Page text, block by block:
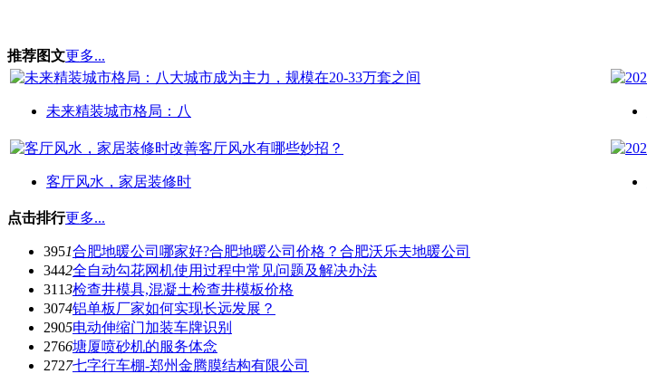
推荐图文更多...
未来精装城市格局：八
客厅风水，家居装修时
点击排行更多...
3951合肥地暖公司哪家好?合肥地暖公司价格？合肥沃乐夫地暖公司
3442全自动勾花网机使用过程中常见问题及解决办法
3113检查井模具,混凝土检查井模板价格
3074铝单板厂家如何实现长远发展？
2905电动伸缩门加装车牌识别
2766塘厦喷砂机的服务体念
2727七字行车棚-郑州金腾膜结构有限公司